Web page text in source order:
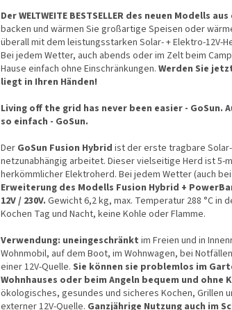
Der WELTWEITE BESTSELLER des neuen Modells aus
backen und wärmen Sie großartige Speisen oder
überall mit dem leistungsstarken Solar- + Elektro-12V-
Bei jedem Wetter, auch abends oder im Zelt beim
Hause einfach ohne Einschränkungen. Werden Sie
liegt in Ihren Händen!
Living off the grid has never been easier - GoSun.
so einfach - GoSun.
Der GoSun Fusion Hybrid ist der erste tragbare
netzunabhängig arbeitet. Dieser vielseitige Herd ist 5-
herkömmlicher Elektroherd. Bei jedem Wetter (auch
Erweiterung des Modells Fusion Hybrid +
12V / 230V. Gewicht 6,2 kg, max. Temperatur 288 °C in
Kochen Tag und Nacht, keine Kohle oder Flamme.
Verwendung: uneingeschränkt im Freien und in
Wohnmobil, auf dem Boot, im Wohnwagen, bei
einer 12V-Quelle. Sie können sie problemlos im
Wohnhauses oder beim Angeln bequem und
ökologisches, gesundes und sicheres Kochen, Grillen
externer 12V-Quelle. Ganzjährige Nutzung auch im